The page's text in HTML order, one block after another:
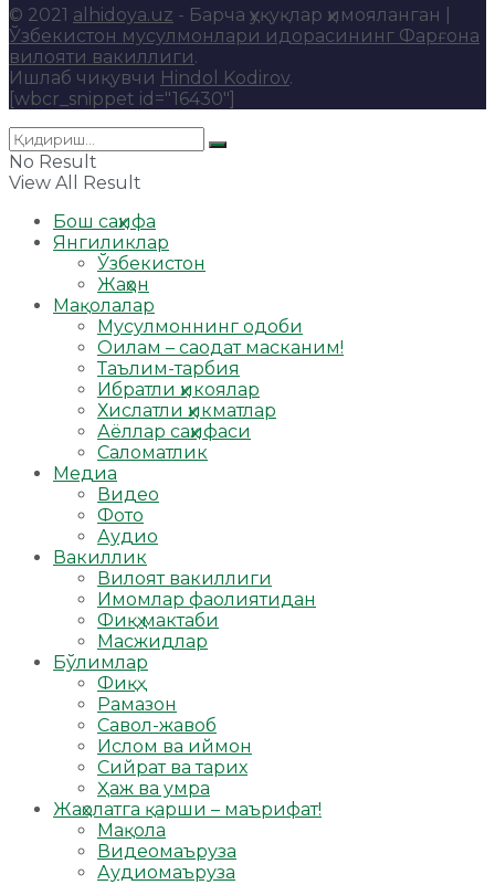
© 2021 alhidoya.uz - Барча ҳуқуқлар ҳимояланган |
Ўзбекистон мусулмонлари идорасининг Фарғона
вилояти вакиллиги.
Ишлаб чиқувчи Hindol Kodirov.
[wbcr_snippet id="16430"]
No Result
View All Result
Бош саҳифа
Янгиликлар
Ўзбекистон
Жаҳон
Мақолалар
Мусулмоннинг одоби
Оилам – саодат масканим!
Таълим-тарбия
Ибратли ҳикоялар
Хислатли ҳикматлар
Аёллар саҳифаси
Саломатлик
Медиа
Видео
Фото
Аудио
Вакиллик
Вилоят вакиллиги
Имомлар фаолиятидан
Фиқҳ мактаби
Масжидлар
Бўлимлар
Фиқҳ
Рамазон
Савол-жавоб
Ислом ва иймон
Сийрат ва тарих
Ҳаж ва умра
Жаҳолатга қарши – маърифат!
Мақола
Видеомаъруза
Аудиомаъруза